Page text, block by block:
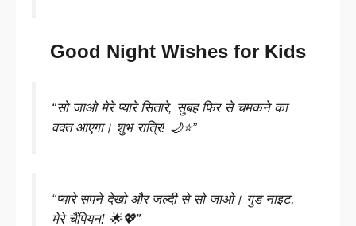
Good Night Wishes for Kids
“सो जाओ मेरे प्यारे सितारे, सुबह फिर से चमकने का
वक्त आएगा। शुभ रात्रि! 🌙⭐”
“प्यारे सपने देखो और जल्दी से सो जाओ। गुड नाइट,
मेरे चैंपियन! 🌟💖”